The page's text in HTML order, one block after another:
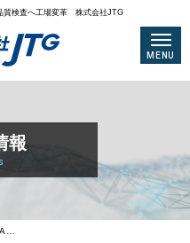
質検査へ工場変革 株式会社JTG
報
MENU